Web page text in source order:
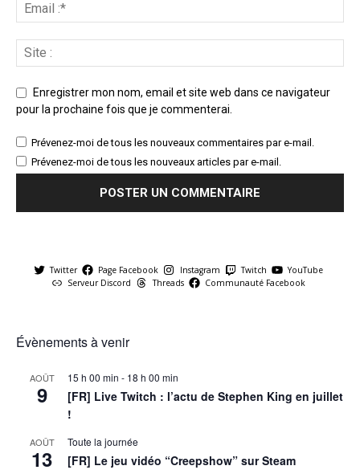
Enregistrer mon nom, email et site web dans ce navigateur
pour la prochaine fois que je commenterai.
Prévenez-moi de tous les nouveaux commentaires par e-mail.
Prévenez-moi de tous les nouveaux articles par e-mail.
Twitter Page Facebook Instagram Twitch
YouTube
Serveur Discord
Threads Communauté Facebook
Évènements à venir
AOÛT
9
15 h 00 min - 18 h 00 min
[FR] Live Twitch : l’actu de Stephen King en juillet
!
AOÛT
13
Toute la journée
[FR] Le jeu vidéo “Creepshow” sur Steam